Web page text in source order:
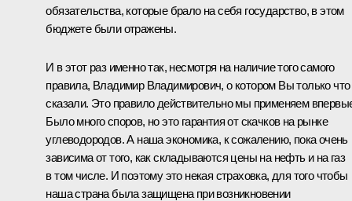
обязательства, которые брало на себя государство, в этом
бюджете были отражены.
И в этот раз именно так, несмотря на наличие того самого
правила, Владимир Владимирович, о котором Вы только что
сказали. Это правило действительно мы применяем
Было много споров, но это гарантия от скачков на рынке
углеводородов. А наша экономика, к сожалению, пока очень
зависима от того, как складываются цены на нефть и на газ
в том числе. И поэтому это некая страховка, для того чтобы
наша страна была защищена при возникновении